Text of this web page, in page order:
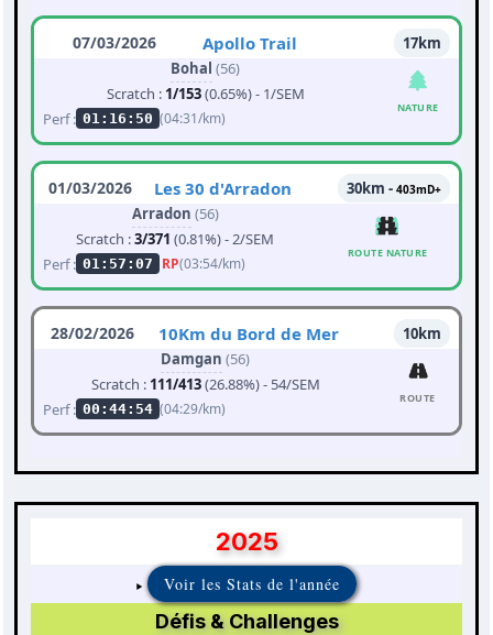
07/03/2026 Apollo Trail
17km
Bohal (56)
Scratch : 1/153(0.65%) - 1/SEM
Perf : 01:16:50 (04:31/km)
NATURE
01/03/2026 Les 30 d'Arradon 30km - 403mD+
Arradon (56)
Scratch :3/371 (0.81%) - 2/SEM
Perf : 01:57:07 RP(03:54/km)
ROUTE NATURE
28/02/2026 10Km du Bord de Mer
10km
Damgan (56)
Scratch : 111/413(26.88%) - 54/SEM
Perf : 00:44:54 (04:29/km)
ROUTE
2025
Voir les Stats de l'année
Défis & Challenges